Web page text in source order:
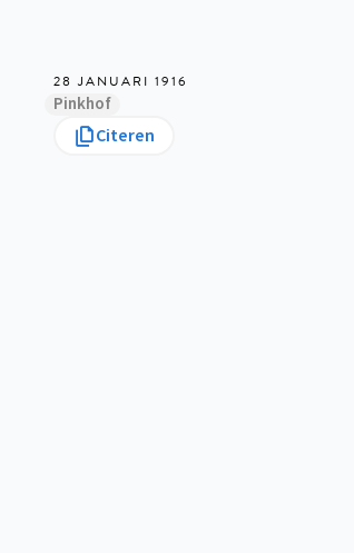
28 JANUARI 1916
Pinkhof
Citeren